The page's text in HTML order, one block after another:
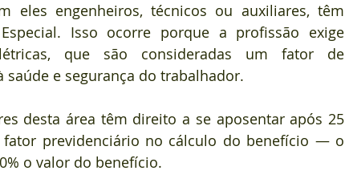
eles engenheiros, técnicos ou auxiliares, têm
Isso ocorre porque a profissão exige
que são consideradas um fator de
e segurança do trabalhador.
desta área têm direito a se aposentar após 25
previdenciário no cálculo do benefício — o
o valor do benefício.